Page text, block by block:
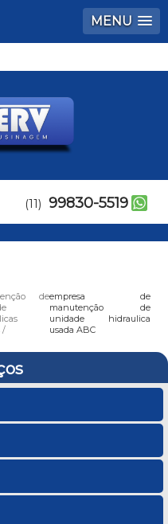
MENU
(11) 99830-5519
deempresa de
manutenção de
unidade hidraulica
usada ABC